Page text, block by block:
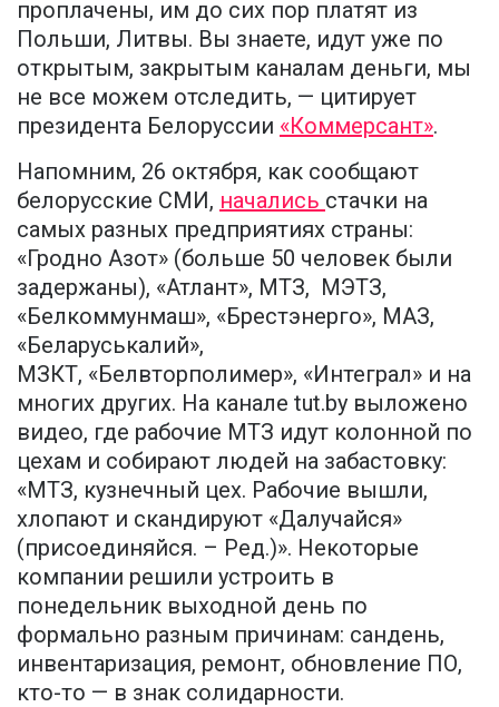
проплачены, им до сих пор платят из
Польши, Литвы. Вы знаете, идут уже по
открытым, закрытым каналам деньги, мы
не все можем отследить, — цитирует
президента Белоруссии «Коммерсант».
Напомним, 26 октября, как сообщают
белорусские СМИ, начались стачки на
самых разных предприятиях страны:
«Гродно Азот» (больше 50 человек были
задержаны), «Атлант», МТЗ, МЭТЗ,
«Белкоммунмаш», «Брестэнерго», МАЗ,
«Беларуськалий»,
МЗКТ, «Белвторполимер», «Интеграл» и на
многих других. На канале tut.by выложено
видео, где рабочие МТЗ идут колонной по
цехам и собирают людей на забастовку:
«МТЗ, кузнечный цех. Рабочие вышли,
хлопают и скандируют «Далучайся»
(присоединяйся. – Ред.)». Некоторые
компании решили устроить в
понедельник выходной день по
формально разным причинам: сандень,
инвентаризация, ремонт, обновление ПО,
кто-то — в знак солидарности.